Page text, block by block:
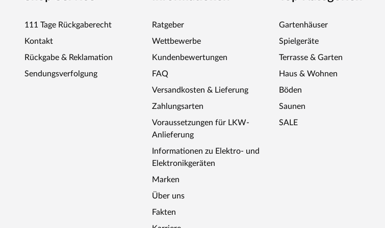
farblich passende Pflegeöl verwendet werden. Das Öl sorgt dafür, dass der geölte Boden eine optimal
Bedarf in regelmäßigen Abständen wiederholt werden. Mit jeder Ölung werden die Farben des Bodens
intensiver.
111 Tage Rückgaberecht
Kontakt
Rückgabe & Reklamation
Sendungsverfolgung
Ratgeber
Wettbewerbe
Kundenbewertungen
FAQ
Versandkosten & Lieferung
Zahlungsarten
Voraussetzungen für LKW-
Anlieferung
Informationen zu Elektro- und
Elektronikgeräten
Marken
Über uns
Fakten
Gartenhäuser
Spielgeräte
Terrasse & Garten
Haus & Wohnen
Böden
Saunen
SALE